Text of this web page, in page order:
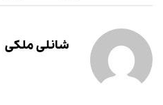
شانلی ملکی